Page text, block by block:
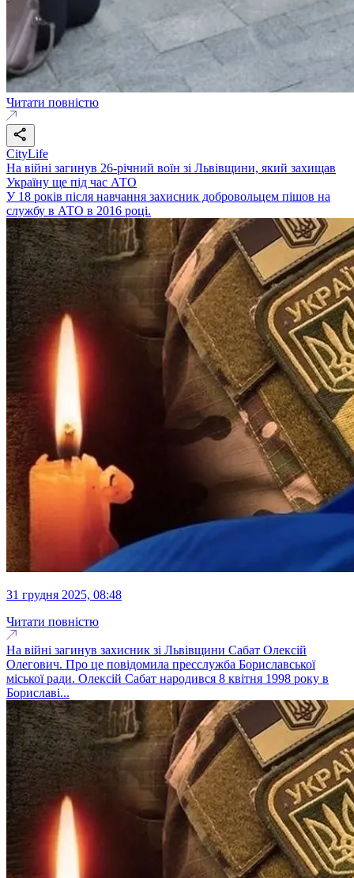
Читати повністю
CityLife
На війні загинув 26-річний воїн зі Львівщини, який захищав
Україну ще під час АТО
У 18 років після навчання захисник добровольцем пішов на
службу в АТО в 2016 році.
31 грудня 2025, 08:48
Читати повністю
На війні загинув захисник зі Львівщини Сабат Олексій
Олегович. Про це повідомила пресслужба Бориславської
міської ради. Олексій Сабат народився 8 квітня 1998 року в
Бориславі...